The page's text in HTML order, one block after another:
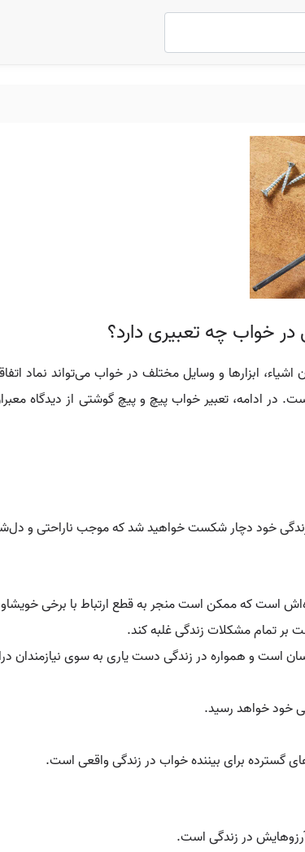
خواب چه تعبیری دارد؟
ابزارها و وسایل مختلف در خواب می‌تواند نماد
ادامه، تعبیر خواب پیچ و پیچ گوشتی از دیدگاه
زندگی خود دچار شکست خواهید شد که موجب ناراحتی و
است که ممکن است منجر به قطع ارتباط با برخی
تمام مشکلات زندگی غلبه کند.
است و همواره در زندگی دست یاری به سوی نیازمندان
خود خواهد رسید.
گسترده برای بیننده خواب در زندگی واقعی است.
در زندگی است.